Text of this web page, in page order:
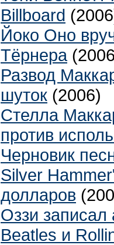
Billboard
Йоко Оно
Тёрнера
Развод
шуток (2006)
Стелла
против
Черновик
Silver
долларов
Оззи
Beatles и